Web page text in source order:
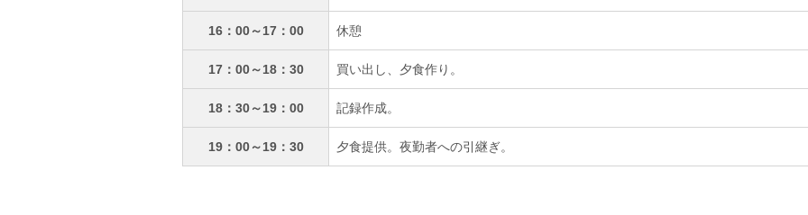
16：00～17：00 休憩
17：00～18：30 買い出し、夕食作り。
18：30～19：00 記録作成。
19：00～19：30 夕食提供。夜勤者への引継ぎ。